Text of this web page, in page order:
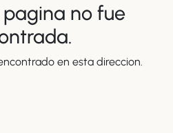
pagina no fue
en esta direccion.